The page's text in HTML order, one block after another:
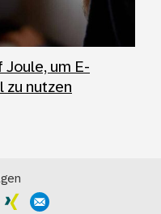
Joule, um E-
zu nutzen